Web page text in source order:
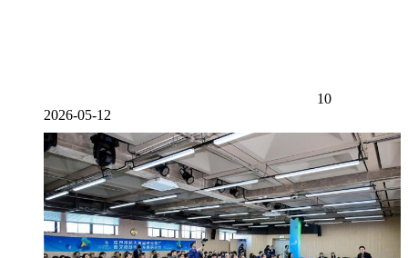
10
2026-05-12